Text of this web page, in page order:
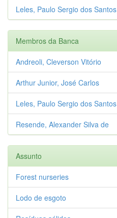
Leles, Paulo Sergio dos Santos
Membros da Banca
Andreoli, Cleverson Vitório
Arthur Junior, José Carlos
Leles, Paulo Sergio dos Santos
Resende, Alexander Silva de
Assunto
Forest nurseries
Lodo de esgoto